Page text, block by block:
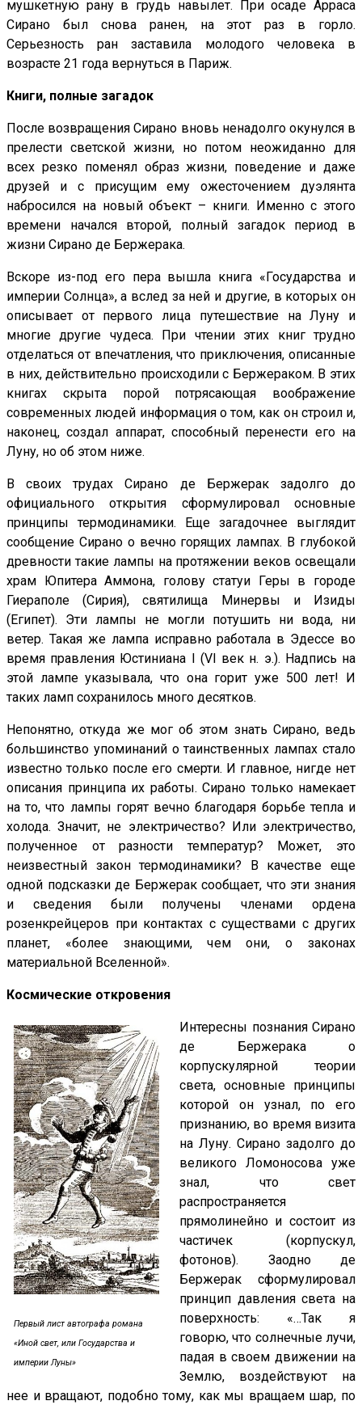
мушкетную рану в грудь навылет. При осаде Арраса
Сирано был снова ранен, на этот раз в горло.
Серьезность ран заставила молодого человека в
возрасте 21 года вернуться в Париж.
Книги, полные загадок
После возвращения Сирано вновь ненадолго окунулся в
прелести светской жизни, но потом неожиданно для
всех резко поменял образ жизни, поведение и даже
друзей и с присущим ему ожесточением дуэлянта
набросился на новый объект – книги. Именно с этого
времени начался второй, полный загадок период в
жизни Сирано де Бержерака.
Вскоре из-под его пера вышла книга «Государства и
империи Солнца», а вслед за ней и другие, в которых он
описывает от первого лица путешествие на Луну и
многие другие чудеса. При чтении этих книг трудно
отделаться от впечатления, что приключения, описанные
в них, действительно происходили с Бержераком. В этих
книгах скрыта порой потрясающая воображение
современных людей информация о том, как он строил и,
наконец, создал аппарат, способный перенести его на
Луну, но об этом ниже.
В своих трудах Сирано де Бержерак задолго до
официального открытия сформулировал основные
принципы термодинамики. Еще загадочнее выглядит
сообщение Сирано о вечно горящих лампах. В глубокой
древности такие лампы на протяжении веков освещали
храм Юпитера Аммона, голову статуи Геры в городе
Гиераполе (Сирия), святилища Минервы и Изиды
(Египет). Эти лампы не могли потушить ни вода, ни
ветер. Такая же лампа исправно работала в Эдессе во
время правления Юстиниана I (VI век н. э.). Надпись на
этой лампе указывала, что она горит уже 500 лет! И
таких ламп сохранилось много десятков.
Непонятно, откуда же мог об этом знать Сирано, ведь
большинство упоминаний о таинственных лампах стало
известно только после его смерти. И главное, нигде нет
описания принципа их работы. Сирано только намекает
на то, что лампы горят вечно благодаря борьбе тепла и
холода. Значит, не электричество? Или электричество,
полученное от разности температур? Может, это
неизвестный закон термодинамики? В качестве еще
одной подсказки де Бержерак сообщает, что эти знания
и сведения были получены членами ордена
розенкрейцеров при контактах с существами с других
планет, «более знающими, чем они, о законах
материальной Вселенной».
Космические откровения
Первый лист автографа романа
«Иной свет, или Государства и
империи Луны»
Интересны познания Сирано
де Бержерака о
корпускулярной теории
света, основные принципы
которой он узнал, по его
признанию, во время визита
на Луну. Сирано задолго до
великого Ломоносова уже
знал, что свет
распространяется
прямолинейно и состоит из
частичек (корпускул,
фотонов). Заодно де
Бержерак сформулировал
принцип давления света на
поверхность: «…Так я
говорю, что солнечные лучи,
падая в своем движении на
Землю, воздействуют на
нее и вращают, подобно тому, как мы вращаем шар, по